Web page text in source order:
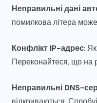
Неправильні дані
помилкова літера
Конфлікт IP-адрес:
Переконайтеся, що на
Неправильні DNS-